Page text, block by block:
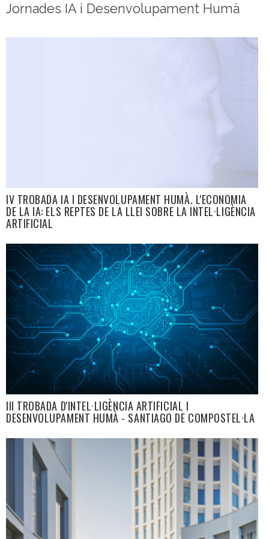
Jornades IA i Desenvolupament Humà
IV TROBADA IA I DESENVOLUPAMENT HUMÀ. L'ECONOMIA
DE LA IA: ELS REPTES DE LA LLEI SOBRE LA INTEL·LIGÈNCIA
ARTIFICIAL
III TROBADA D'INTEL·LIGÈNCIA ARTIFICIAL I
DESENVOLUPAMENT HUMÀ - SANTIAGO DE COMPOSTEL·LA